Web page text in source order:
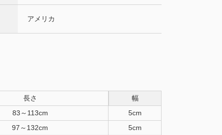
アメリカ
長さ
幅
83～113cm
5cm
97～132cm 5cm